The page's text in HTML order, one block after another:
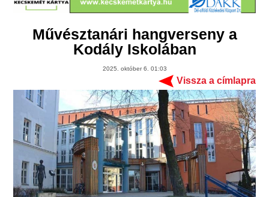
Művésztanári hangverseny a
Kodály Iskolában
2025. október 6. 01:03
Vissza a címlapra